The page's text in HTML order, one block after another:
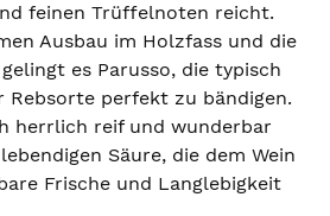
feinen Trüffelnoten reicht.
Ausbau im Holzfass und die
es Parusso, die typisch
Rebsorte perfekt zu bändigen.
herrlich reif und wunderbar
Säure, die dem Wein
Frische und Langlebigkeit